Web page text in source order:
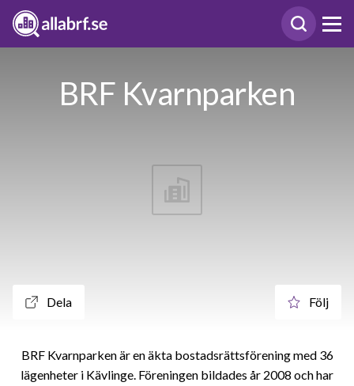
BRF Kvarnparken
Dela Följ
BRF Kvarnparken är en äkta bostadsrättsförening med 36
lägenheter i Kävlinge. Föreningen bildades år 2008 och har